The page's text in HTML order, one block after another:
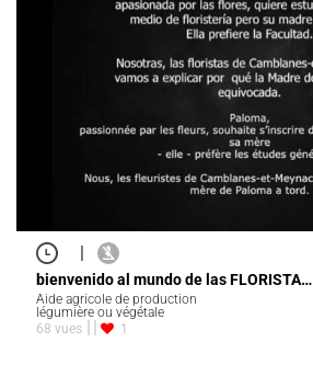
|
bienvenido al mundo de las FLORISTA…
Aide agricole de production
légumière ou végétale
68 vues
1